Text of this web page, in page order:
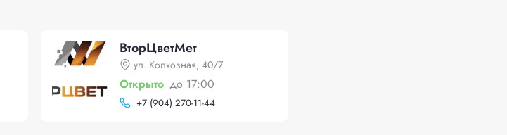
ВторЦветМет
ул. Колхозная, 40/7
Открыто до 17:00
+7 (904) 270-11-44